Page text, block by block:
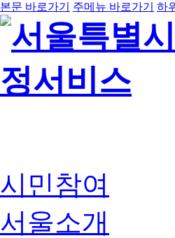
본문 바로가기 주메뉴 바로가기 하
시민참여
서울소개